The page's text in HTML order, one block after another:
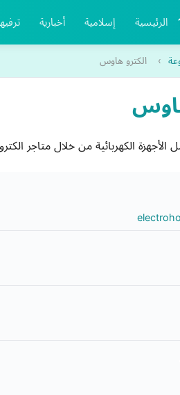
الرئيسية إسلامية أخبارية
› الكترو هاوس
الكهربائية من خلال متاجر